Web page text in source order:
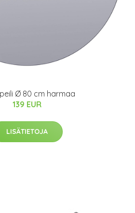
Ø 80 cm harmaa
139 EUR
LISÄTIETOJA